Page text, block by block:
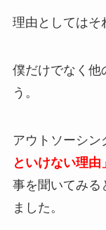
理由としてはそ
僕だけでなく他
う。
アウトソーシン
といけない理由」
事を聞いてみる
ました。